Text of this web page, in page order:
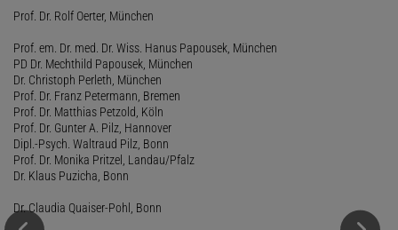
Prof. Dr. Rolf Oerter, München
Prof. em. Dr. med. Dr. Wiss. Hanus Papousek, München
PD Dr. Mechthild Papousek, München
Dr. Christoph Perleth, München
Prof. Dr. Franz Petermann, Bremen
Prof. Dr. Matthias Petzold, Köln
Prof. Dr. Gunter A. Pilz, Hannover
Dipl.-Psych. Waltraud Pilz, Bonn
Prof. Dr. Monika Pritzel, Landau/Pfalz
Dr. Klaus Puzicha, Bonn
Dr. Claudia Quaiser-Pohl, Bonn